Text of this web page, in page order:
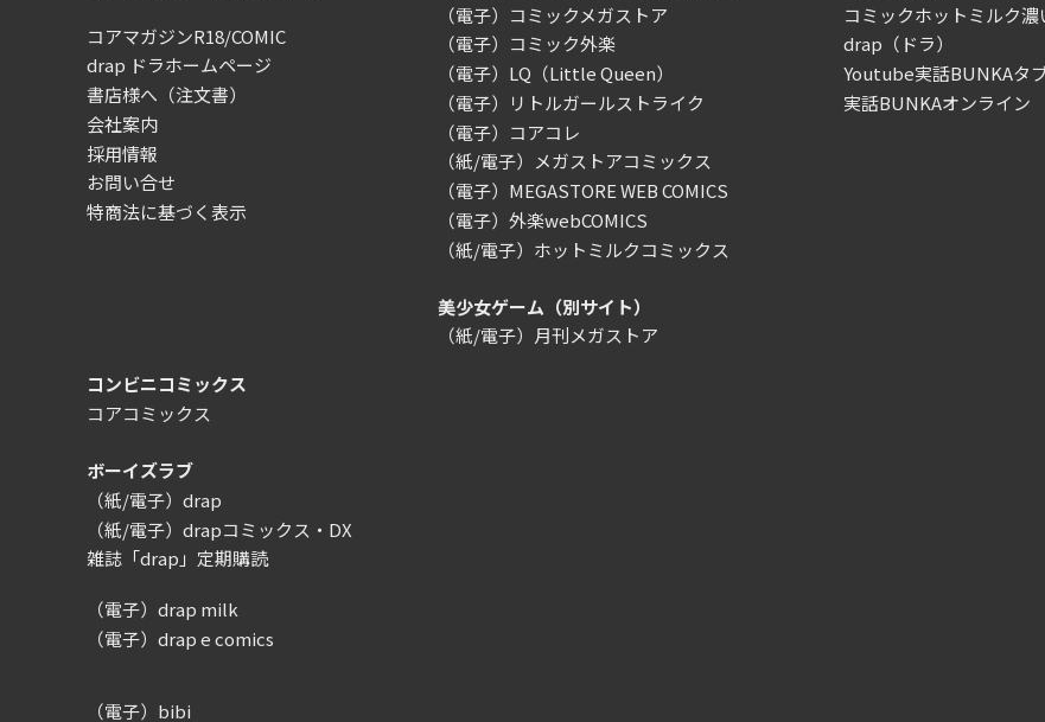
コアマガジンR18/COMIC
drap ドラホームページ
書店様へ（注文書）
会社案内
採用情報
お問い合せ
特商法に基づく表示
（電子）コミックメガストア
（電子）コミック外楽
（電子）LQ（Little Queen）
（電子）リトルガールストライク
（電子）コアコレ
（紙/電子）メガストアコミックス
（電子）MEGASTORE WEB COMICS
（電子）外楽webCOMICS
（紙/電子）ホットミルクコミックス
美少女ゲーム（別サイト）
（紙/電子）月刊メガストア
コミックホットミルク濃
drap（ドラ）
Youtube実話BUNKAタ
実話BUNKAオンライン
コンビニコミックス
コアコミックス
ボーイズラブ
（紙/電子）drap
（紙/電子）drapコミックス・DX
雑誌「drap」定期購読
（電子）drap milk
（電子）drap e comics
（電子）bibi